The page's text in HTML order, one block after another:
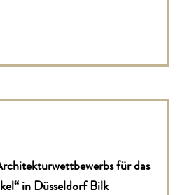
für das
in Düsseldorf Bilk